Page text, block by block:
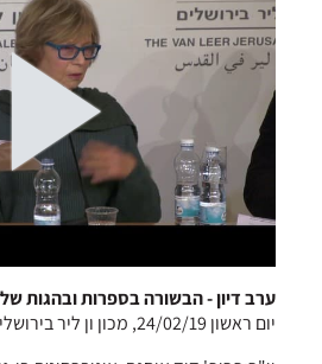
ערב דיון - הבשורה בספרות ובהגות
יום ראשון 24/02/19, מכון ון ליר בירושלים